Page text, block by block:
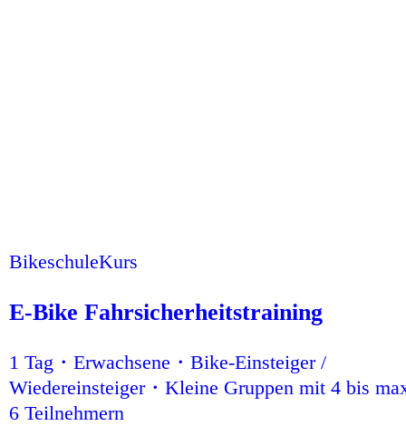
BikeschuleKurs
E-Bike Fahrsicherheitstraining
1 Tag・Erwachsene・Bike-Einsteiger /
Wiedereinsteiger・Kleine Gruppen mit 4 bis
6 Teilnehmern